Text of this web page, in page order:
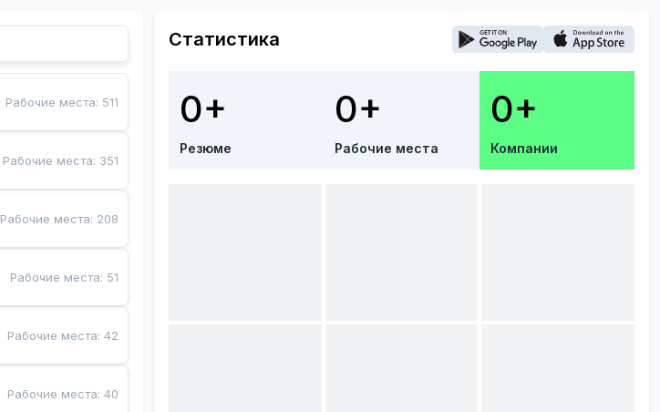
Рабочие места: 511
Рабочие места: 351
Рабочие места: 208
Рабочие места: 51
Рабочие места:42
Рабочие места:40
Статистика
0+
Резюме
0+
Рабочие места
0+
Компании